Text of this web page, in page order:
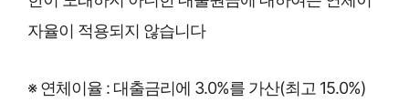
자율이 적용되지 않습니다
※ 연체이율 : 대출금리에 3.0%를 가산(최고 15.0%)